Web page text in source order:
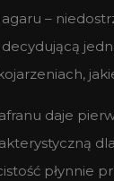
–
decydującą
daje
płynnie